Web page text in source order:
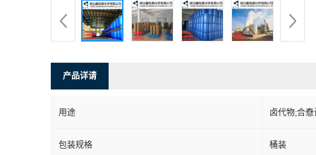
产品详请
用途 卤代物;合
包装规格 桶装